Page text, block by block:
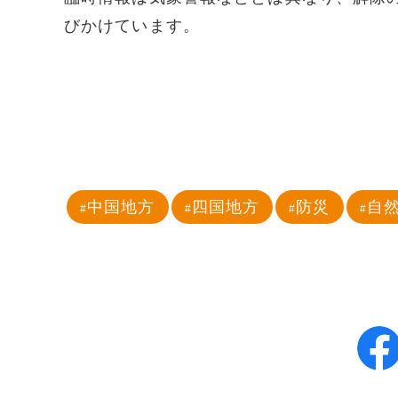
びかけています。
中国地方 四国地方 防災 自